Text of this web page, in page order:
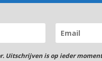
Uitschrijven is op ieder